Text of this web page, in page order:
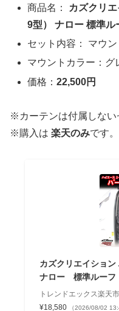
商品名：
カズクリ
9型） ナロー 標準
セット内容： マウ
マウントカラー：グ
価格：22,500円
※カーテンは付属しない
※購入は 楽天のみです。
カズクリエイショ
ナロー 標準ルーフ
トレンドエックス楽天
¥18,580
（2026/08/02